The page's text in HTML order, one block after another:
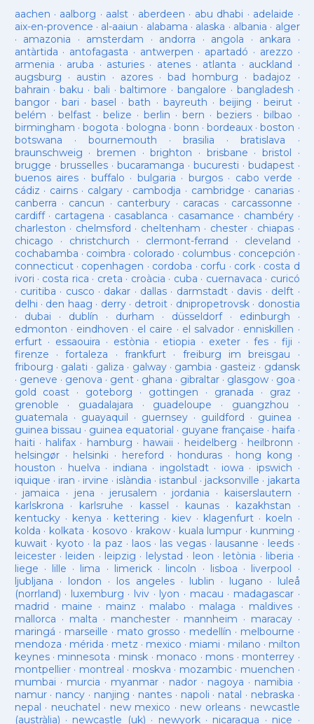
aachen · aalborg · aalst · aberdeen · abu dhabi · adelaide ·
aix-en-provence · al-aaiun · alabama · alaska · albania · alger
· amazonia · amsterdam · andorra · angola · ankara ·
antàrtida · antofagasta · antwerpen · apartadó · arezzo ·
armenia · aruba · asturies· atenes· atlanta · auckland ·
augsburg · austin · azores·bad homburg ·badajoz ·
bahrain ·baku · bali ·baltimore ·bangalore · bangladesh ·
bangor· bari ·basel ·bath · bayreuth ·beijing ·beirut ·
belém · belfast· belize · berlin ·bern ·beziers ·bilbao ·
birmingham · bogota · bologna ·bonn ·bordeaux ·boston ·
botswana · bournemouth ·brasilia ·bratislava ·
braunschweig · bremen ·brighton · brisbane · bristol ·
brugge · brusselles· bucaramanga · bucuresti · budapest·
buenos aires· buffalo · bulgaria · burgos· cabo verde ·
cádiz · cairns· calgary · cambodja · cambridge · canarias·
canberra · cancun · canterbury · caracas · carcassonne ·
cardiff· cartagena · casablanca · casamance · chambéry·
charleston · chelmsford · cheltenham · chester· chiapas ·
chicago · christchurch · clermont-ferrand · cleveland ·
cochabamba · coimbra · colorado · columbus· concepción ·
connecticut· copenhagen · cordoba · corfu · cork · costa d
ivori · costa rica · creta · croàcia · cuba · cuernavaca · curicó
· curitiba · cusco · dakar · dallas · darmstadt· davis · delft ·
delhi · den haag · derry· detroit· dnipropetrovsk· donostia
· dubai · dublín · durham · düsseldorf· edinburgh ·
edmonton · eindhoven · el caire · el salvador · enniskillen ·
erfurt· essaouira · estònia · etiopia · exeter· fes· fiji ·
firenze ·fortaleza · frankfurt· freiburg im breisgau ·
fribourg · galati · galiza · galway· gambia · gasteiz · gdansk
· geneve · genova · gent· ghana · gibraltar· glasgow· goa ·
gold coast · goteborg · gottingen · granada · graz ·
grenoble · guadalajara · guadeloupe · guangzhou ·
guatemala · guayaquil · guernsey· guildford · guinea ·
guinea bissau · guinea equatorial · guyane française · haifa ·
haiti · halifax · hamburg · hawaii · heidelberg · heilbronn ·
helsingør· helsinki · hereford · honduras· hong kong ·
houston · huelva · indiana · ingolstadt· iowa · ipswich ·
iquique · iran · irvine · islàndia · istanbul · jacksonville · jakarta
· jamaica · jena · jerusalem · jordania · kaiserslautern ·
karlskrona · karlsruhe · kassel · kaunas· kazakhstan ·
kentucky· kenya · kettering · kiev· klagenfurt · koeln ·
kolda · kolkata · kosovo · krakow· kuala lumpur · kunming ·
kuwait· kyoto · la paz · laos· las vegas· lausanne · leeds ·
leicester· leiden · leipzig · lelystad · leon · letònia · liberia ·
liege · lille · lima · limerick· lincoln · lisboa · liverpool ·
ljubljana · london · los angeles· lublin · lugano · luleå
(norrland) · luxemburg · lviv · lyon · macau · madagascar·
madrid · maine · mainz · malabo · malaga · maldives·
mallorca · malta · manchester· mannheim · maracay·
maringá · marseille · mato grosso · medellín · melbourne ·
mendoza · mérida · metz · mexico · miami · milano · milton
keynes· minnesota · minsk · monaco · mons · monterrey ·
montpellier· montreal · moskva · mozambic· muenchen ·
mumbai · murcia · myanmar· nador · nagoya · namibia ·
namur· nancy · nanjing · nantes · napoli · natal · nebraska ·
nepal · neuchatel · new mexico · new orleans· newcastle
(austràlia) · newcastle (uk) · newyork· nicaragua · nice ·